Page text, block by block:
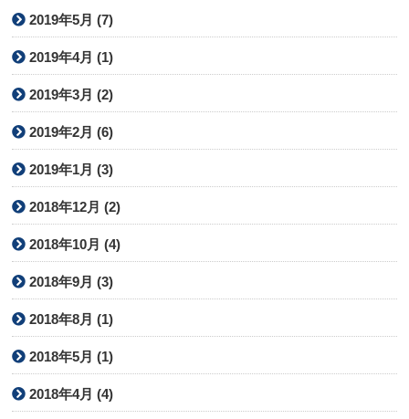
2019年5月 (7)
2019年4月 (1)
2019年3月 (2)
2019年2月 (6)
2019年1月 (3)
2018年12月 (2)
2018年10月 (4)
2018年9月 (3)
2018年8月 (1)
2018年5月 (1)
2018年4月 (4)